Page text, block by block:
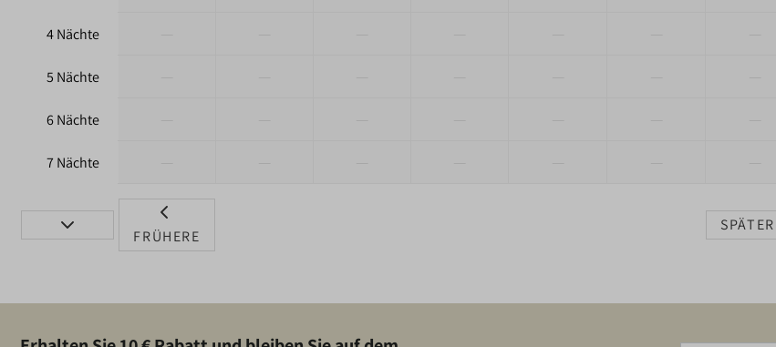
4 Nächte
5 Nächte
6 Nächte
7 Nächte
FRÜHERE
SPÄTER